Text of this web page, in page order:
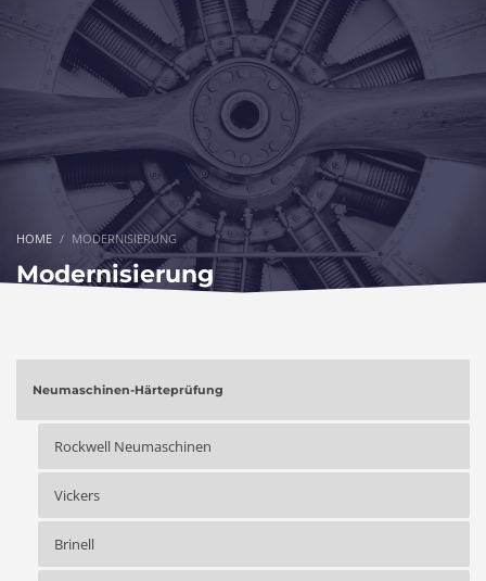
HOME MODERNISIERUNG
Modernisierung
Neumaschinen-Härteprüfung
Rockwell Neumaschinen
Vickers
Brinell